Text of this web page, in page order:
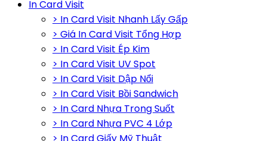
In Card Visit
> In Card Visit Nhanh Lấy Gấp
> Giá In Card Visit Tổng Hợp
> In Card Visit Ép Kim
> In Card Visit UV Spot
> In Card Visit Dập Nổi
> In Card Visit Bồi Sandwich
> In Card Nhựa Trong Suốt
> In Card Nhựa PVC 4 Lớp